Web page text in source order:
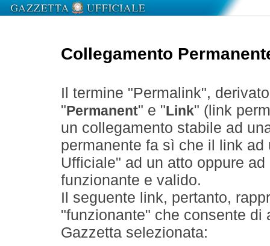
Collegamento
Il termine "Permalink",
" Permanent" e " Link" (link
un collegamento stabile ad
permanente fa sì che il link
Ufficiale" ad un atto oppure
funzionante e valido.
Il seguente link, pertanto,
"funzionante" che consente
Gazzetta selezionata: